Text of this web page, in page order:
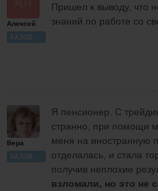
Алексей
Пришел к выводу, что
знаний по работе со
Вера
Я пенсионер. С
странно, при помощи
меня на иностранную
отделалась, и стала
получив неплохие
взломали, но это не